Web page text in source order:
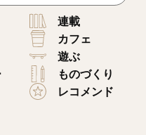
連載
カフェ
遊ぶ
ものづくり
レコメンド